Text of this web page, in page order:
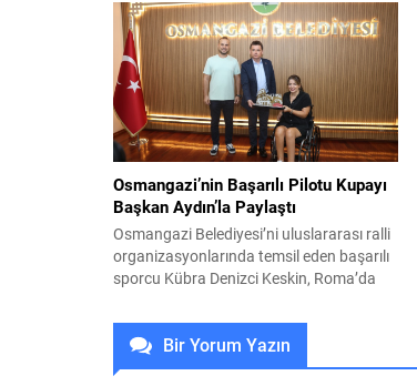
kez Veysel Karani Mahallesi’nde kurulan
dev ekranda çocuklar ve aileleri açık
havada sinema keyfi yaşadı.
Osmangazi’de yaşayan her kesimden
vatandaşa yönelik sosyal ve kültürel
etkinliklerini sürdüren Osmangazi
Belediyesi, yaz tatilinde çocukları
sinemayla buluşturmaya...
Osmangazi’nin Başarılı Pilotu Kupayı
Başkan Aydın’la Paylaştı
Osmangazi Belediyesi’ni uluslararası ralli
organizasyonlarında temsil eden başarılı
sporcu Kübra Denizci Keskin, Roma’da
Başkanı Erkan Aydın’ı ziyaret etti.
Geçtiğimiz yıl birinci olduğu Czech Barum
Rally Zlín için hazırlanan Denizci Keskin,
Bir Yorum Yazın